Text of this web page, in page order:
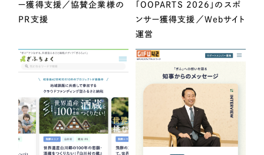
ー獲得支援／協賛企業様の
PR支援
「OOPARTS 2026」のスポ
ンサー獲得支援／Webサイト
運営